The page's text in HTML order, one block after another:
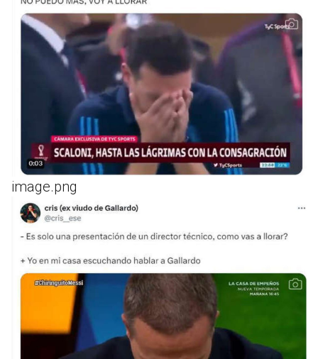
image.png